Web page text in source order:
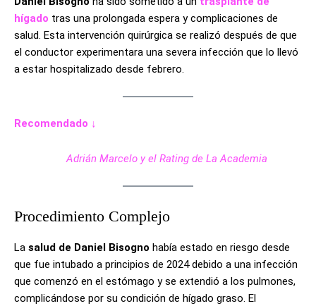
hígado tras una prolongada espera y complicaciones de
salud. Esta intervención quirúrgica se realizó después de que
el conductor experimentara una severa infección que lo llevó
a estar hospitalizado desde febrero.
Recomendado ↓
Adrián Marcelo y el Rating de La Academia
Procedimiento Complejo
La salud de Daniel Bisogno había estado en riesgo desde
que fue intubado a principios de 2024 debido a una infección
que comenzó en el estómago y se extendió a los pulmones,
complicándose por su condición de hígado graso. El